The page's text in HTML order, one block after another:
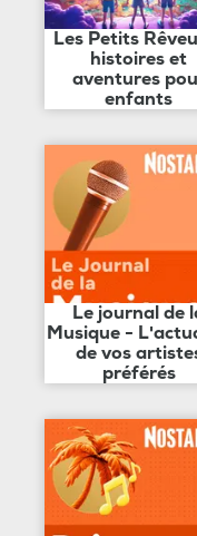
Les Petits
histoires et
aventures
enfants
Le journal de
Musique -
de vos
préférés